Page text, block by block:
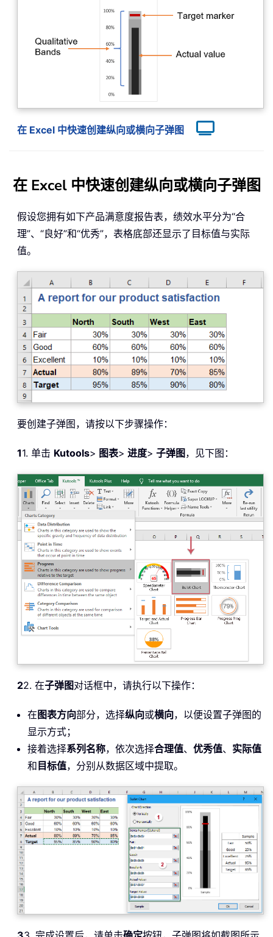
在 Excel 中快速创建纵向或横向子弹图
在 Excel 中快速创建纵向或横向子弹图
假设您拥有如下产品满意度报告表，绩效水平分为“合
理”、“良好”和“优秀”，表格底部还显示了目标值与实际
值。
要创建子弹图，请按以下步骤操作：
11. 单击 Kutools> 图表> 进度> 子弹图 ，见下图：
22. 在子弹图对话框中，请执行以下操作：
在图表方向部分，选择纵向或横向，以便设置子弹图的
显示方式；
接着选择系列名称，依次选择合理值、 优秀值、 实际值
和目标值，分别从数据区域中提取。